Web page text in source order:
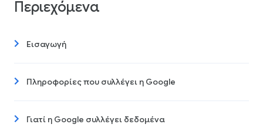
Περιεχόμενα
Εισαγωγή
Πληροφορίες που συλλέγει η Google
Γιατί η Google συλλέγει δεδομένα